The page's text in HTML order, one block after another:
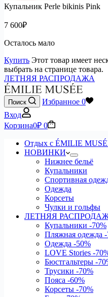
Купальник Perle bikinis Pink
7 600₽
Осталось мало
Купить Этот товар имеет
выбрать на странице товара.
ЛЕТНЯЯ РАСПРОДАЖА
Поиск Избранное 0
Вход
Корзина0₽ 0
Отдых с ÉMILIE
НОВИНКИ
Нижнее бельё
Купальники
Спортивная
Одежда
Корсеты
Чулки и гольфы
ЛЕТНЯЯ
Купальники -70%
Пляжная одежда
Одежда -50%
LOVE Stories -
Бюстгальтеры -
Трусики -70%
Пояса -60%
Корсеты -70%